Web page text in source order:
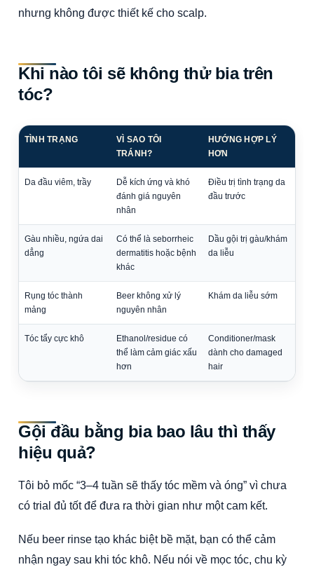
nhưng không được thiết kế cho scalp.
Khi nào tôi sẽ không thử bia trên
tóc?
TÌNH TRẠNG
VÌ SAO TÔI
TRÁNH?
HƯỚNG HỢP LÝ
HƠN
Da đầu viêm, trầy
Dễ kích ứng và khó
đánh giá nguyên
nhân
Điều trị tình trạng da
đầu trước
Gàu nhiều, ngứa dai
dẳng
Có thể là seborrheic
dermatitis hoặc bệnh
khác
Dầu gội trị gàu/khám
da liễu
Rụng tóc thành
mảng
Beer không xử lý
nguyên nhân
Khám da liễu sớm
Tóc tẩy cực khô
Ethanol/residue có
thể làm cảm giác xấu
hơn
Conditioner/mask
dành cho damaged
hair
Gội đầu bằng bia bao lâu thì thấy
hiệu quả?
Tôi bỏ mốc “3–4 tuần sẽ thấy tóc mềm và óng” vì chưa
có trial đủ tốt để đưa ra thời gian như một cam kết.
Nếu beer rinse tạo khác biệt bề mặt, bạn có thể cảm
nhận ngay sau khi tóc khô. Nếu nói về mọc tóc, chu kỳ